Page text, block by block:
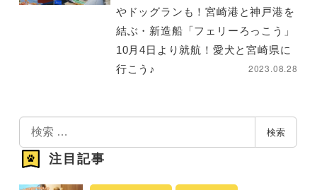
やドッグランも！宮崎港と神戸港を
結ぶ・新造船「フェリーろっこう」
10月4日より就航！愛犬と宮崎県に
行こう♪
2023.08.28
索
検索
注目記事